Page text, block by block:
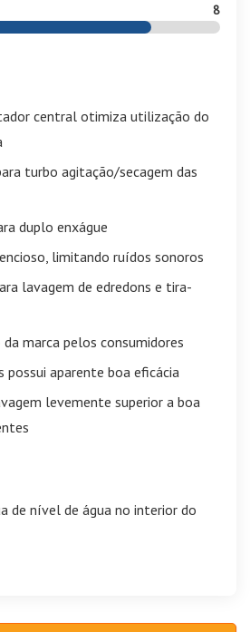
8
central otimiza utilização do
turbo agitação/secagem das
duplo enxágue
limitando ruídos sonoros
lavagem de edredons e tira-
marca pelos consumidores
possui aparente boa eficácia
levemente superior a boa
de nível de água no interior do